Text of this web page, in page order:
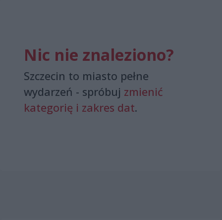
Nic nie znaleziono?
Szczecin to miasto pełne
wydarzeń - spróbuj zmienić
kategorię i zakres dat.